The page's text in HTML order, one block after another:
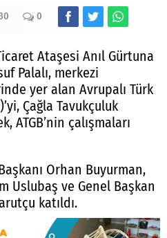
0
Ataşesi Anıl Gürtuna
Palalı, merkezi
yer alan Avrupalı Türk
Çağla Tavukçuluk
ATGB’nin çalışmaları
Orhan Buyurman,
Uslubaş ve Genel Başkan
katıldı.